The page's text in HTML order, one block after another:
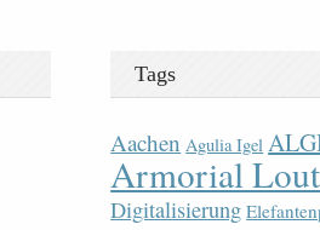
Tags
Aachen Agulia Igel
Armorial
Digitalisierung